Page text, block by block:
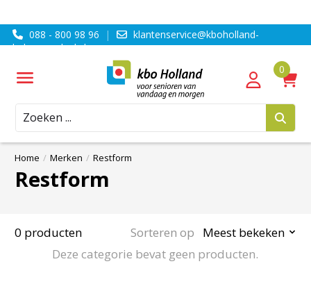
088 - 800 98 96 |
klantenservice@kboholland-
ledenvoordeel.nl
Zoeken
Home / Merken / Restform
Restform
0 producten Sorteren op
Meest bekeken
Deze categorie bevat geen producten.